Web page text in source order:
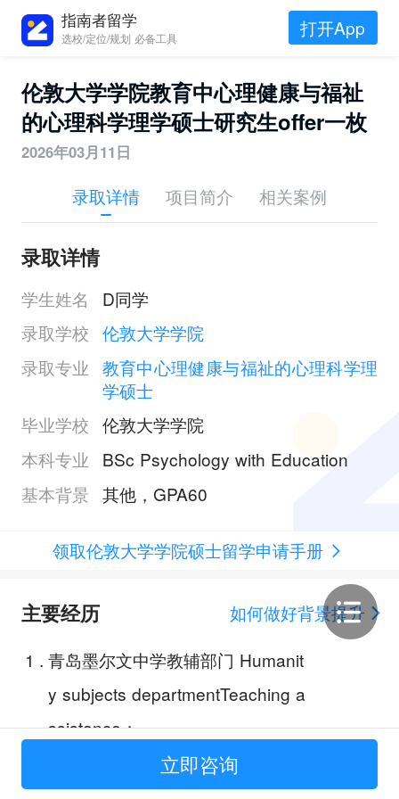
指南者留学
选校/定位/规划 必备工具 打开App
伦敦大学学院教育中心理健康与福祉
的心理科学理学硕士研究生offer一枚
2026年03月11日
录取详情 项目简介 相关案例
录取详情
学生姓名
D同学
录取学校 伦敦大学学院
录取专业 教育中心理健康与福祉的心理科学理
学硕士
毕业学校 伦敦大学学院
本科专业
BSc Psychology with Education
基本背景 其他，GPA60
领取伦敦大学学院硕士留学申请手册
主要经历
如何做好背景提升
1 . 青岛墨尔文中学教辅部门 Humanit
y subjects departmentTeaching a
ssistance；
青岛市残疾人康复中心特殊康复教
立即咨询